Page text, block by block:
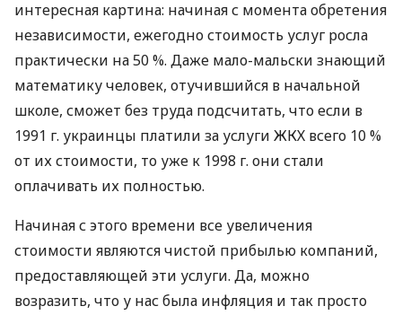
интересная картина: начиная с момента обретения
независимости, ежегодно стоимость услуг росла
практически на 50 %. Даже мало-мальски знающий
математику человек, отучившийся в начальной
школе, сможет без труда подсчитать, что если в
1991 г. украинцы платили за услуги ЖКХ всего 10 %
от их стоимости, то уже к 1998 г. они стали
оплачивать их полностью.
Начиная с этого времени все увеличения
стоимости являются чистой прибылью компаний,
предоставляющей эти услуги. Да, можно
возразить, что у нас была инфляция и так просто